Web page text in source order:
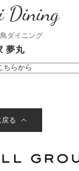
Dining
ダイニング
夢丸
ちらから
戻る